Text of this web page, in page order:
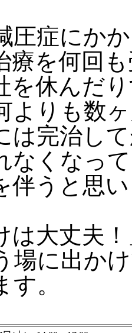
圧症にか
療を何回
を休んだ
よりも数
は完治し
なくなっ
伴うと思
は大丈夫
場に出か
。